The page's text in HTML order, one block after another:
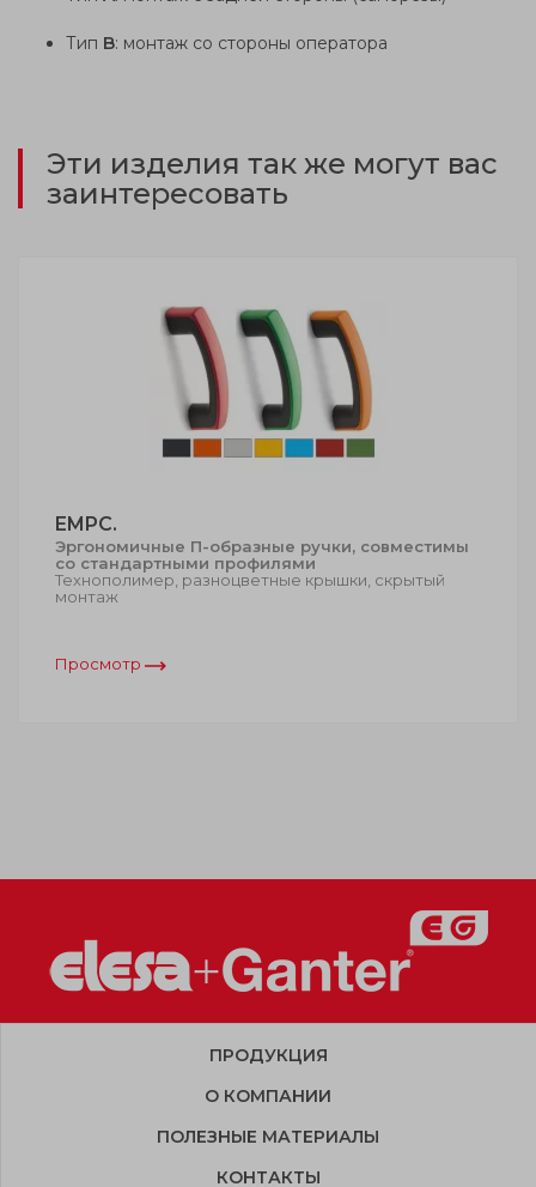
Тип B: монтаж со стороны оператора
Эти изделия так же могут вас
заинтересовать
EMPC.
Эргономичные П-образные ручки, совместимы
со стандартными профилями
Технополимер, разноцветные крышки, скрытый
монтаж
Просмотр
ПРОДУКЦИЯ
О КОМПАНИИ
ПОЛЕЗНЫЕ МАТЕРИАЛЫ
КОНТАКТЫ